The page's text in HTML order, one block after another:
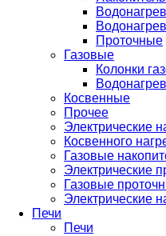
Проточные
Газовые
Колонки
Косвенные
Прочее
Электрические
Косвенного
Газовые
Электрические
Газовые
Электрические
Печи
Печи